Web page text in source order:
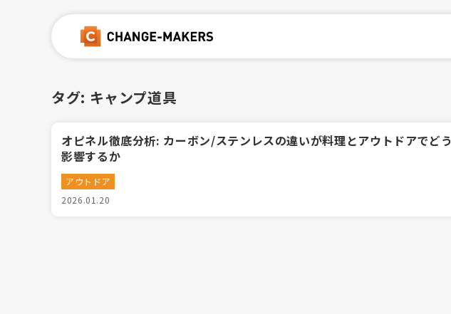
タグ: キャンプ道具
オピネル徹底分析: カーボン/ステンレスの違いが料理とアウトドアでどう
影響するか
アウトドア
2026.01.20